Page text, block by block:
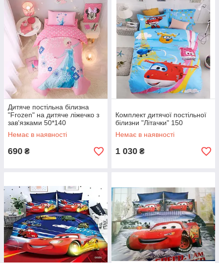
Дитяче постільна білизна
"Frozen" на дитяче ліжечко з
зав'язками 50*140
Немає в наявності
690 ₴
Комплект дитячої постільної
білизни "Літачки" 150
Немає в наявності
1 030 ₴